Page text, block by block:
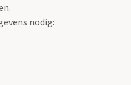
nodig: